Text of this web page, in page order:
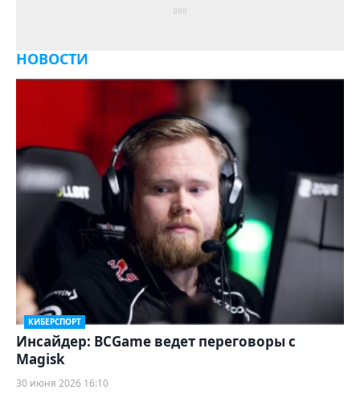
НОВОСТИ
КИБЕРСПОРТ
Инсайдер: BCGame ведет переговоры с
Magisk
30 июня 2026 16:10